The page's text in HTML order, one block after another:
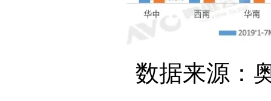
数据来源：奥